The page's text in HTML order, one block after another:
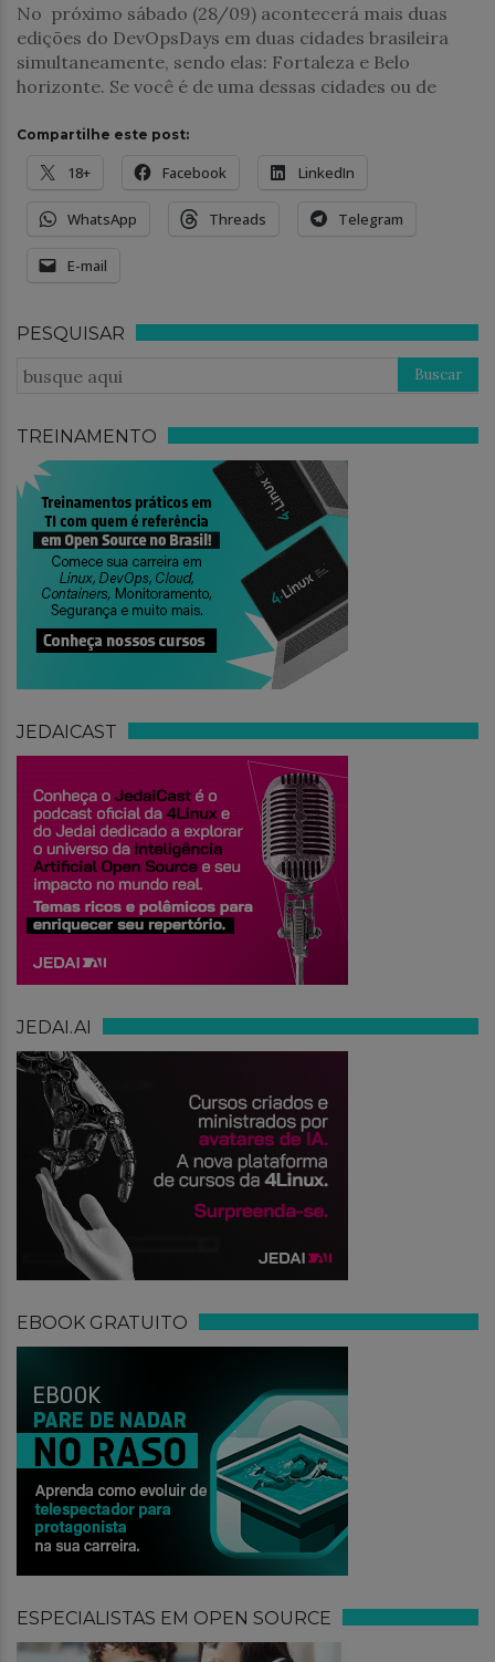
No próximo sábado (28/09) acontecerá mais duas
edições do DevOpsDays em duas cidades brasileira
simultaneamente, sendo elas: Fortaleza e Belo
horizonte. Se você é de uma dessas cidades ou de
Compartilhe este post:
18+ Facebook LinkedIn
WhatsApp Threads Telegram
E-mail
PESQUISAR
TREINAMENTO
JEDAICAST
JEDAI.AI
EBOOK GRATUITO
ESPECIALISTAS EM OPEN SOURCE